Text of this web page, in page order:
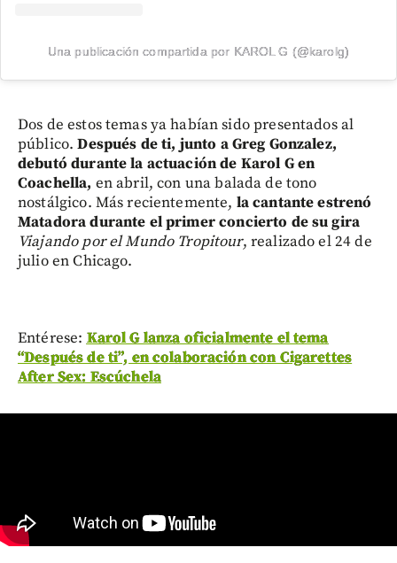
Una publicación compartida por KAROL G (@karolg)
Dos de estos temas ya habían sido presentados al
público. Después de ti, junto a Greg Gonzalez,
debutó durante la actuación de Karol G en
Coachella, en abril, con una balada de tono
nostálgico. Más recientemente, la cantante estrenó
Matadoradurante el primer concierto de su gira
Viajando por el Mundo Tropitour, realizado el 24 de
julio en Chicago.
Entérese: Karol G lanza oficialmente el tema
“Después de ti”, en colaboración con Cigarettes
After Sex: Escúchela